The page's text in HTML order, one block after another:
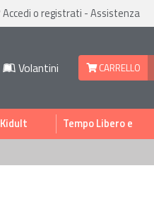
Accedi o registrati -Assistenza
Volantini CARRELLO
Kidult
Tempo Libero e
Sport